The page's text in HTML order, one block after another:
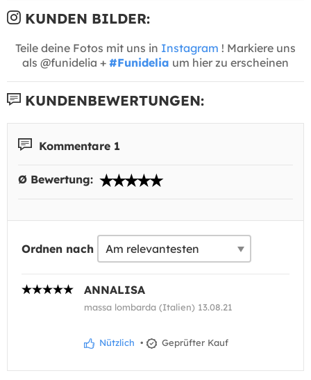
KUNDEN BILDER:
Teile deine Fotos mit uns in Instagram ! Markiere uns
als @funidelia + #Funidelia um hier zu erscheinen
KUNDENBEWERTUNGEN:
Kommentare 1
Ø Bewertung:
Ordnen nach
ANNALISA
massa lombarda (Italien) 13.08.21
Nützlich • Geprüfter Kauf